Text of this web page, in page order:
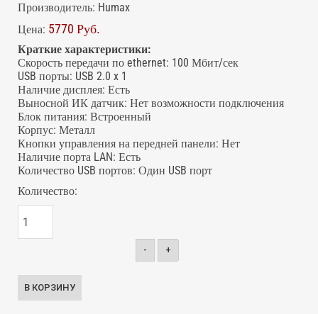
Производитель: Humax
Цена: 5770 Руб.
Краткие характеристики:
Скорость передачи по ethernet: 100 Мбит/сек
USB порты: USB 2.0 x 1
Наличие дисплея: Есть
Выносной ИК датчик: Нет возможности подключения
Блок питания: Встроенный
Корпус: Металл
Кнопки управления на передней панели: Нет
Наличие порта LAN: Есть
Количество USB портов: Один USB порт
Количество:
- +